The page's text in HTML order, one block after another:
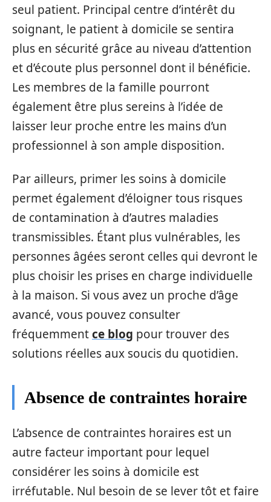
seul patient. Principal centre d’intérêt du
soignant, le patient à domicile se sentira
plus en sécurité grâce au niveau d’attention
et d’écoute plus personnel dont il bénéficie.
Les membres de la famille pourront
également être plus sereins à l’idée de
laisser leur proche entre les mains d’un
professionnel à son ample disposition.
Par ailleurs, primer les soins à domicile
permet également d’éloigner tous risques
de contamination à d’autres maladies
transmissibles. Étant plus vulnérables, les
personnes âgées seront celles qui devront le
plus choisir les prises en charge individuelle
à la maison. Si vous avez un proche d’âge
avancé, vous pouvez consulter
fréquemmentce blog pour trouver des
solutions réelles aux soucis du quotidien.
Absence de contraintes horaire
L’absence de contraintes horaires est un
autre facteur important pour lequel
considérer les soins à domicile est
irréfutable. Nul besoin de se lever tôt et faire